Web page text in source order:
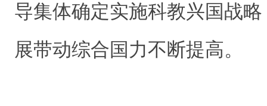
导集体确定实施科教兴国战
展带动综合国力不断提高。